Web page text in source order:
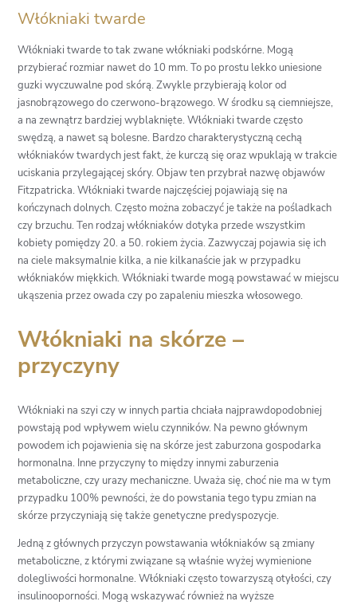
Włókniaki twarde
Włókniaki twarde to tak zwane włókniaki podskórne. Mogą
przybierać rozmiar nawet do 10 mm. To po prostu lekko uniesione
guzki wyczuwalne pod skórą. Zwykle przybierają kolor od
jasnobrązowego do czerwono-brązowego. W środku są ciemniejsze,
a na zewnątrz bardziej wyblaknięte. Włókniaki twarde często
swędzą, a nawet są bolesne. Bardzo charakterystyczną cechą
włókniaków twardych jest fakt, że kurczą się oraz wpuklają w trakcie
uciskania przylegającej skóry. Objaw ten przybrał nazwę objawów
Fitzpatricka. Włókniaki twarde najczęściej pojawiają się na
kończynach dolnych. Często można zobaczyć je także na pośladkach
czy brzuchu. Ten rodzaj włókniaków dotyka przede wszystkim
kobiety pomiędzy 20. a 50. rokiem życia. Zazwyczaj pojawia się ich
na ciele maksymalnie kilka, a nie kilkanaście jak w przypadku
włókniaków miękkich. Włókniaki twarde mogą powstawać w miejscu
ukąszenia przez owada czy po zapaleniu mieszka włosowego.
Włókniaki na skórze –
przyczyny
Włókniaki na szyi czy w innych partia chciała najprawdopodobniej
powstają pod wpływem wielu czynników. Na pewno głównym
powodem ich pojawienia się na skórze jest zaburzona gospodarka
hormonalna. Inne przyczyny to między innymi zaburzenia
metaboliczne, czy urazy mechaniczne. Uważa się, choć nie ma w tym
przypadku 100% pewności, że do powstania tego typu zmian na
skórze przyczyniają się także genetyczne predyspozycje.
Jedną z głównych przyczyn powstawania włókniaków są zmiany
metaboliczne, z którymi związane są właśnie wyżej wymienione
dolegliwości hormonalne. Włókniaki często towarzyszą otyłości, czy
insulinooporności. Mogą wskazywać również na wyższe